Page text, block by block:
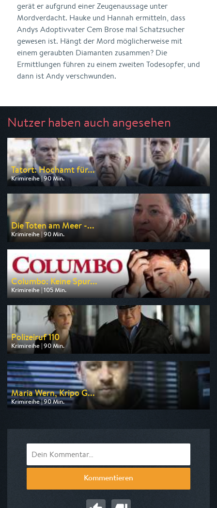
gerät er aufgrund einer Zeugenaussage unter
Mordverdacht. Hauke und Hannah ermitteln, dass
Andys Adoptivvater Cem Brose mal Schatzsucher
gewesen ist. Hängt der Mord möglicherweise mit
einem geraubten Diamanten zusammen? Die
Ermittlungen führen zu einem zweiten Todesopfer, und
dann ist Andy verschwunden.
Nutzer haben auch angesehen
Tatort: Hochamt für...
Krimireihe | 90 Min.
Ausgestrahlt von BR
am 08.08.2026, 20:15
Die Toten am Meer -...
Krimireihe | 90 Min.
Ausgestrahlt von ARD
am 08.08.2026, 20:15
Columbo: Keine Spur...
Krimireihe | 105 Min.
Ausgestrahlt von RTLup
am 08.08.2026, 18:30
Polizeiruf 110
Krimireihe | 90 Min.
Ausgestrahlt von rbb
am 06.08.2026, 20:15
Maria Wern, Kripo G...
Krimireihe | 90 Min.
Ausgestrahlt von ARD
Kommentieren